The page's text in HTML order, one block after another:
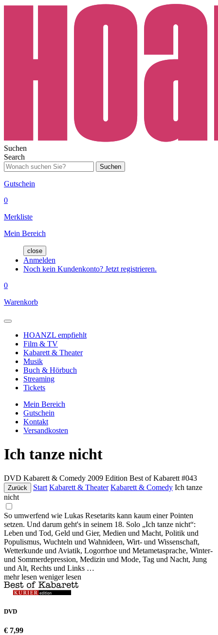
Suchen
Search
Suchen
Gutschein
0
Merkliste
Mein Bereich
close
Anmelden
Noch kein Kundenkonto? Jetzt registrieren.
0
Warenkorb
HOANZL empfiehlt
Film & TV
Kabarett & Theater
Musik
Buch & Hörbuch
Streaming
Tickets
Mein Bereich
Gutschein
Kontakt
Versandkosten
Ich tanze nicht
DVD Kabarett & Comedy 2009 Edition Best of Kabarett #043
Zurück Start Kabarett & Theater Kabarett & Comedy Ich tanze
nicht
So umwerfend wie Lukas Resetarits kann kaum einer Pointen
setzen. Und darum geht's in seinem 18. Solo „Ich tanze nicht“:
Leben und Tod, Geld und Gier, Medien und Macht, Politik und
Populismus, Wuchteln und Wahnideen, Wirt- und Wissenschaft,
Wetterkunde und Aviatik, Logorrhoe und Metametasprache, Winter-
und Sommerdepression, Medizin und Mode, Tag und Nacht, Jung
und Alt, Rechts und Links …
mehr lesen weniger lesen
DVD
€ 7,99